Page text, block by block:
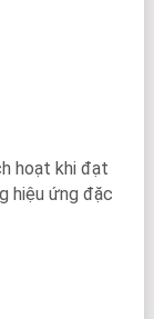
hoạt khi đạt
hiệu ứng đặc